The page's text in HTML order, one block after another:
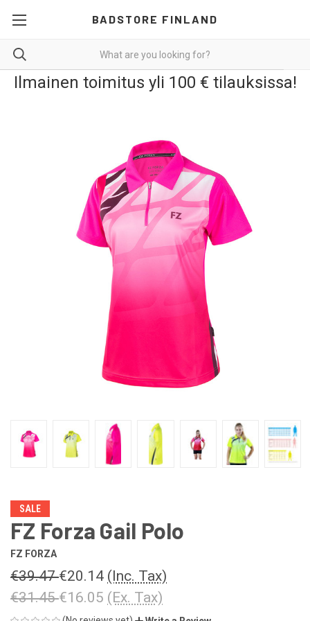
BADSTORE FINLAND
Ilmainen toimitus yli 100 € tilauksissa!
SALE
FZ Forza Gail Polo
FZ FORZA
€39.47€20.14 (Inc. Tax)
€31.45€16.05 (Ex. Tax)